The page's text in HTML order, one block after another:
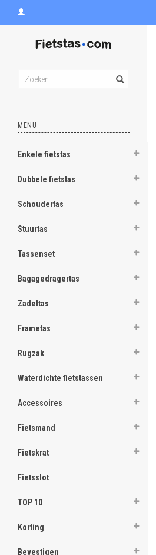
MENU
Enkele fietstas
Dubbele fietstas
Schoudertas
Stuurtas
Tassenset
Bagagedragertas
Zadeltas
Frametas
Rugzak
Waterdichte fietstassen
Accessoires
Fietsmand
Fietskrat
Fietsslot
TOP 10
Korting
Bevestigen